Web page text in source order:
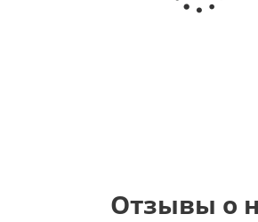
Сердце розовое
Отзывы о